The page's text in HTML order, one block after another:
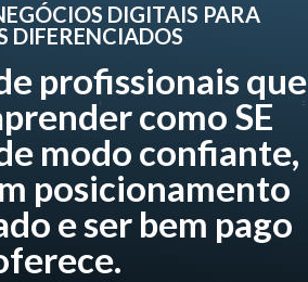
DIGITAIS PARA
DIFERENCIADOS
profissionais que
como SE
modo confiante,
posicionamento
e ser bem pago